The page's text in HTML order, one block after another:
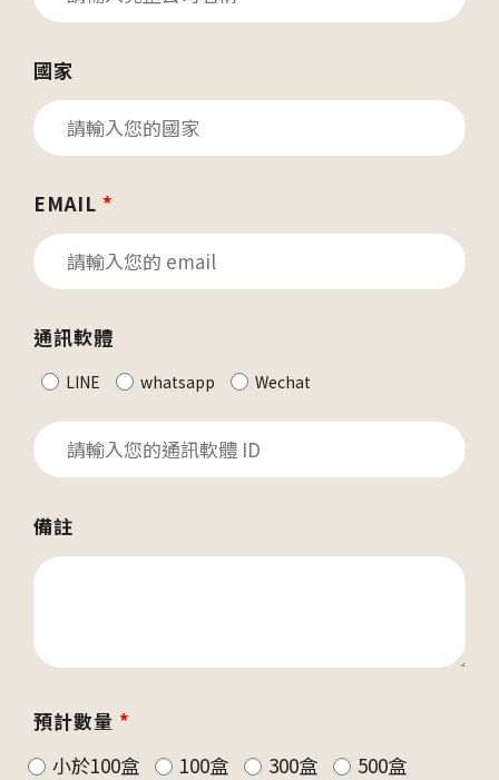
國家
EMAIL *
通訊軟體
LINE whatsapp Wechat
備註
預計數量 *
小於100盒
100盒 300盒 500盒